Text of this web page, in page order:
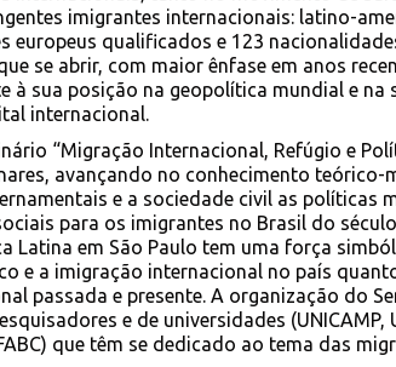
imigrantes internacionais: latino-
europeus qualificados e 123
se abrir, com maior ênfase em anos
à sua posição na geopolítica mundial e na
internacional.
“Migração Internacional, Refúgio e
avançando no conhecimento teórico-
e a sociedade civil as políticas
para os imigrantes no Brasil do
Latina em São Paulo tem uma força
e a imigração internacional no país
passada e presente. A organização do
e de universidades (UNICAMP,
que têm se dedicado ao tema das